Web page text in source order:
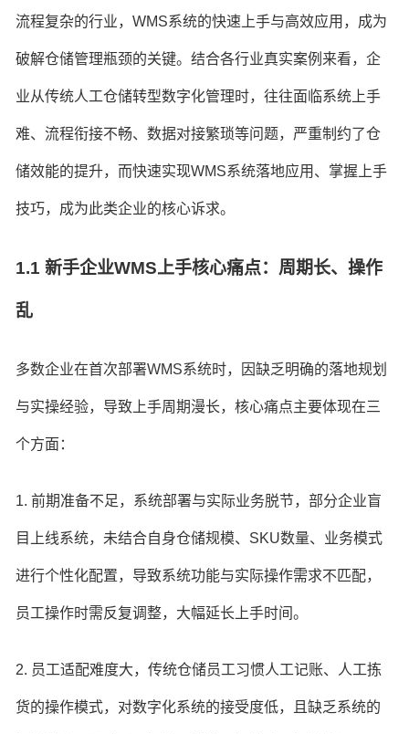
流程复杂的行业，WMS系统的快速上手与高效应用，成为
破解仓储管理瓶颈的关键。结合各行业真实案例来看，企
业从传统人工仓储转型数字化管理时，往往面临系统上手
难、流程衔接不畅、数据对接繁琐等问题，严重制约了仓
储效能的提升，而快速实现WMS系统落地应用、掌握上手
技巧，成为此类企业的核心诉求。
1.1 新手企业WMS上手核心痛点：周期长、操作
乱
多数企业在首次部署WMS系统时，因缺乏明确的落地规划
与实操经验，导致上手周期漫长，核心痛点主要体现在三
个方面：
1. 前期准备不足，系统部署与实际业务脱节，部分企业盲
目上线系统，未结合自身仓储规模、SKU数量、业务模式
进行个性化配置，导致系统功能与实际操作需求不匹配，
员工操作时需反复调整，大幅延长上手时间。
2. 员工适配难度大，传统仓储员工习惯人工记账、人工拣
货的操作模式，对数字化系统的接受度低，且缺乏系统的